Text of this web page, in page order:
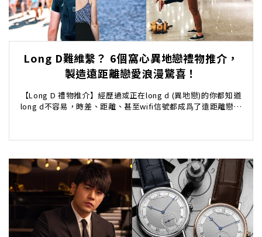
Long D難維繫？ 6個窩心異地戀禮物推介，
製造遠距離戀愛浪漫驚喜！
【Long D 禮物推介】經歷過或正在long d (異地戀)的你都知道
long d不容易，時差、距離、甚至wifi信號都成爲了遠距離戀愛